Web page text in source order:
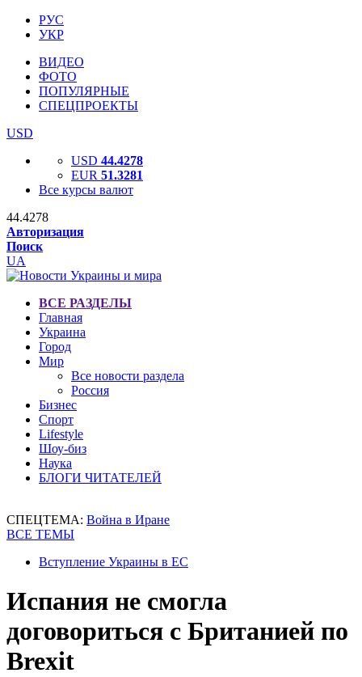
РУС
УКР
ВИДЕО
ФОТО
ПОПУЛЯРНЫЕ
СПЕЦПРОЕКТЫ
USD
USD 44.4278
EUR 51.3281
Все курсы валют
44.4278
Авторизация
Поиск
UA
ВСЕ РАЗДЕЛЫ
Главная
Украина
Город
Мир
Все новости раздела
Россия
Бизнес
Спорт
Lifestyle
Шоу-биз
Наука
БЛОГИ ЧИТАТЕЛЕЙ
СПЕЦТЕМА: Война в Иране
ВСЕ ТЕМЫ
Вступление Украины в ЕС
Испания не смогла
договориться с Британией по
Brexit